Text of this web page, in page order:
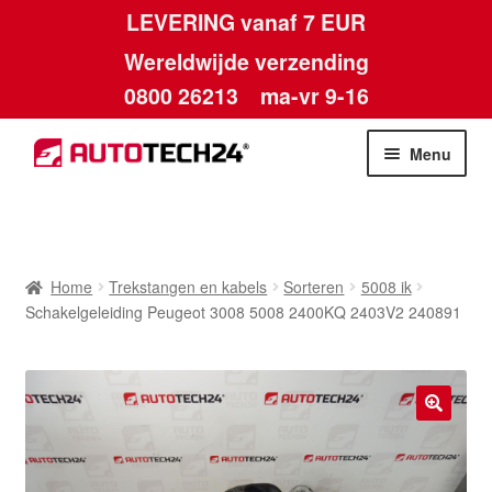
LEVERING vanaf 7 EUR
Wereldwijde verzending
0800 26213 ma-vr 9-16
Skip
to
Skip
to
Menu
Betalingen
Home Trekstangen en kabels Sorteren
5008 ik
Schakelgeleiding Peugeot 3008 5008 2400KQ 2403V2 240891